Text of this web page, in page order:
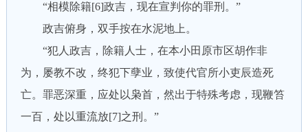
“相模除籍[6]政吉，现在宣判你的罪刑。”
政吉俯身，双手按在水泥地上。
“犯人政吉，除籍人士，在本小田原市区胡作非
为，屡教不改，终犯下孽业，致使代官所小吏辰造死
亡。罪恶深重，应处以枭首，然出于特殊考虑，现鞭笞
一百，处以重流放[7]之刑。”